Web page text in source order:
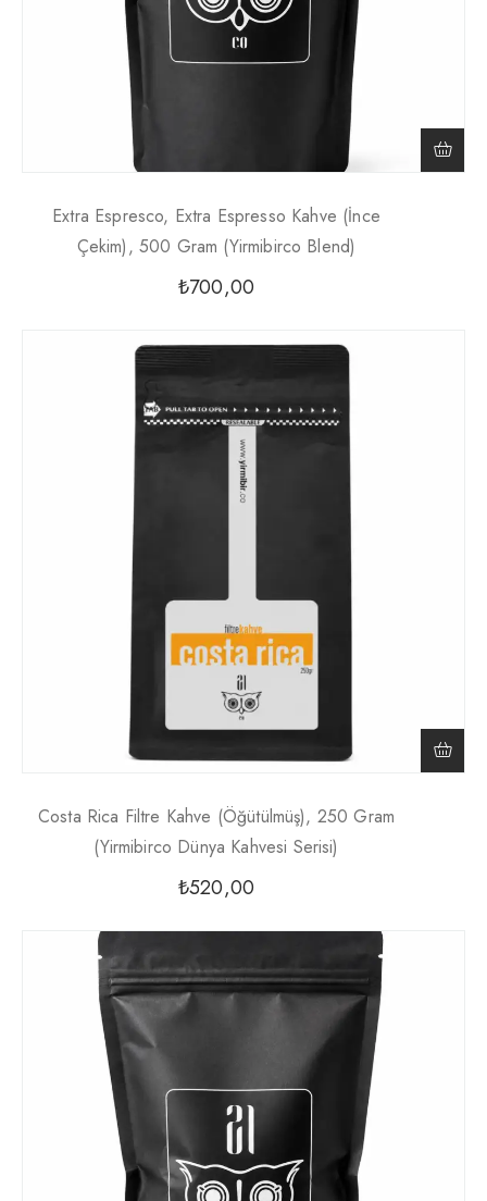
Extra Espresco, Extra Espresso Kahve (İnce
Çekim), 500 Gram (Yirmibirco Blend)
₺700,00
Costa Rica Filtre Kahve (Öğütülmüş), 250 Gram
(Yirmibirco Dünya Kahvesi Serisi)
₺520,00